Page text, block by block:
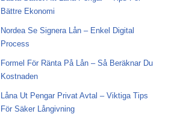
Bättre Ekonomi
Nordea Se Signera Lån – Enkel Digital
Process
Formel För Ränta På Lån – Så Beräknar Du
Kostnaden
Låna Ut Pengar Privat Avtal – Viktiga Tips
För Säker Långivning